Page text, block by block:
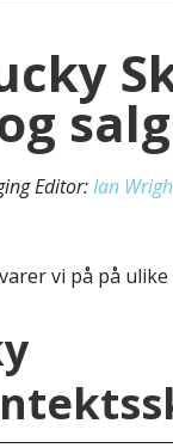
salg
Editor:Ian
vi på på